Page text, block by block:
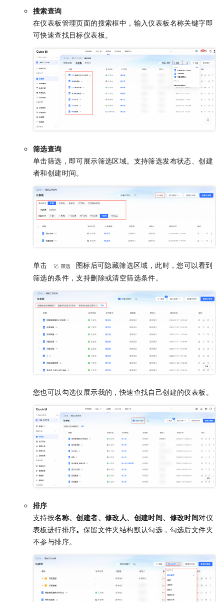
搜索查询
在仪表板管理页面的搜索框中，输入仪表板名称关键字即
可快速查找目标仪表板。
筛选查询
单击筛选，即可展示筛选区域。支持筛选发布状态、创建
者和创建时间。
单击
图标后可隐藏筛选区域，此时，您可以看到
筛选的条件，支持删除或清空筛选条件。
您也可以勾选仅展示我的，快速查找自己创建的仪表板。
排序
支持按名称、创建者、修改人、创建时间、修改时间对仪
表板进行排序。 保留文件夹结构默认勾选，勾选后文件夹
不参与排序。